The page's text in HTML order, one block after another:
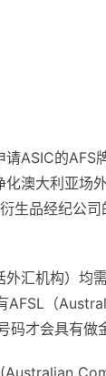
ASIC的AFS
澳大利亚场
生品经纪公
汇机构）均
AFSL（
才会具有做